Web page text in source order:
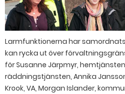
Larmfunktionerna har
kan rycka ut över
för Susanne Järpmyr,
räddningstjänsten, Annika
Krook, VA, Morgan Islander,